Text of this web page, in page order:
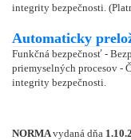
integrity bezpečnosti.
Automaticky
Funkčná bezpečnosť -
priemyselných procesov -
integrity bezpečnosti.
NORMAvydaná dňa